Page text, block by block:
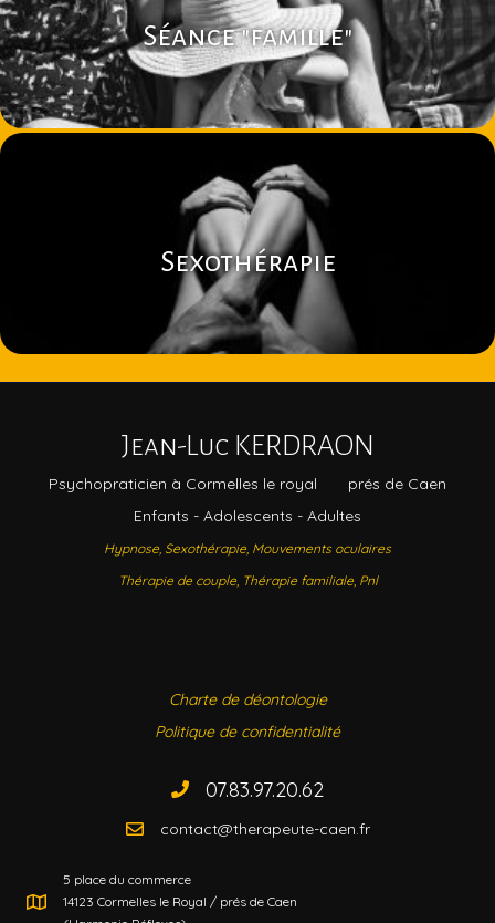
Séance "famille"
Sexothérapie
Jean-Luc KERDRAON
Psychopraticien à Cormelles le royal
prés de Caen
Enfants - Adolescents - Adultes
Hypnose, Sexothérapie, Mouvements oculaires
Thérapie de couple, Thérapie familiale, Pnl
Charte de déontologie
Politique de confidentialité
07.83.97.20.62
contact@therapeute-caen.fr
5 place du commerce
14123 Cormelles le Royal / prés de Caen